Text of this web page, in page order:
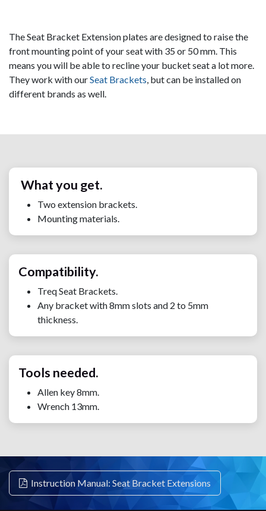
The Seat Bracket Extension plates are designed to raise the
front mounting point of your seat with 35 or 50 mm. This
means you will be able to recline your bucket seat a lot more.
They work with ourSeat Brackets, but can be installed on
different brands as well.
What you get.
Two extension brackets.
Mounting materials.
Compatibility.
Treq Seat Brackets.
Any bracket with 8mm slots and 2 to 5mm
thickness.
Tools needed.
Allen key 8mm.
Wrench 13mm.
Instruction Manual: Seat Bracket Extensions